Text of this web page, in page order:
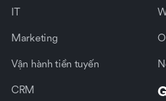
IT
Marketing
Vận hành tiền tuyến
CRM